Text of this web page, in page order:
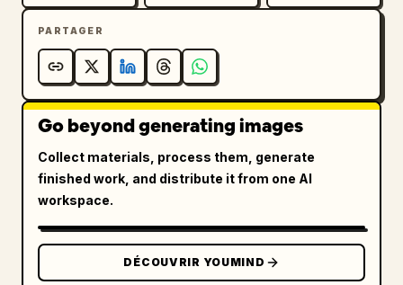
PARTAGER
Go beyond generating images
Collect materials, process them, generate
finished work, and distribute it from one AI
workspace.
DÉCOUVRIR YOUMIND